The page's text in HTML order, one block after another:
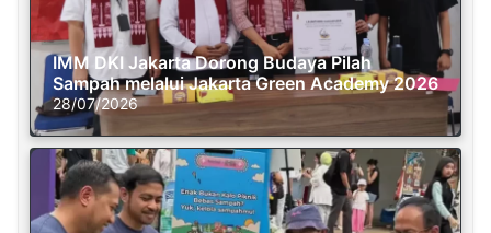
IMM DKI Jakarta Dorong Budaya Pilah
Sampah melalui Jakarta Green Academy 2026
28/07/2026